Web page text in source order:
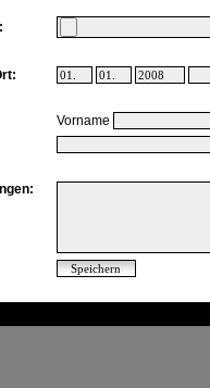
Vorname